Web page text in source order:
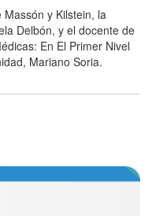
y Kilstein, la
Delbón, y el docente de
En El Primer Nivel
Mariano Soria.